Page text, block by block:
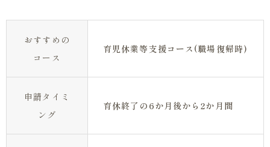
おすすめの
コース
育児休業等支援コース(職場復帰時)
申請タイミ
ング
育休終了の6か月後から2か月間